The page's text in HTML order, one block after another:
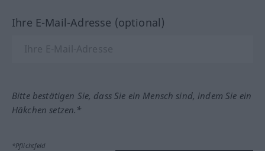
Ihre E-Mail-Adresse (optional)
Bitte bestätigen Sie, dass Sie ein Mensch sind, indem Sie ein
Häkchen setzen.*
*Pflichtfeld